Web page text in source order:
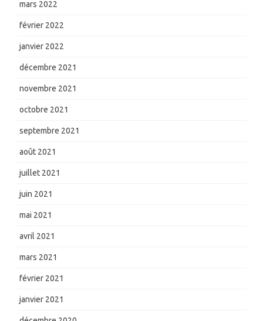
mars 2022
février 2022
janvier 2022
décembre 2021
novembre 2021
octobre 2021
septembre 2021
août 2021
juillet 2021
juin 2021
mai 2021
avril 2021
mars 2021
février 2021
janvier 2021